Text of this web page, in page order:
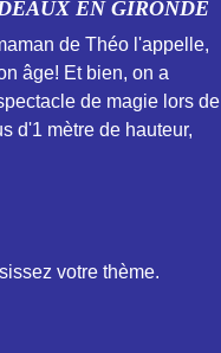
EN GIRONDE
de Théo l'appelle,
âge! Et bien, on a
de magie lors de
d'1 mètre de hauteur,
votre thème.